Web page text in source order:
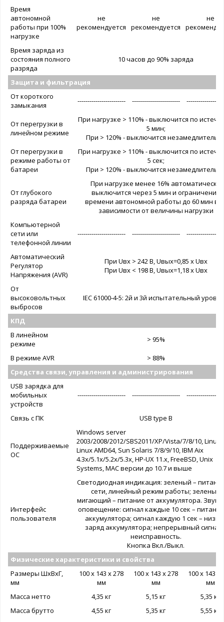
Время
автономной
работы при 100%
нагрузке
не
рекомендуется
не
рекомендуется
не
Время заряда из
состояния полного
разряда
10 часов до 90% заряда
Защита и фильтрация
От короткого
замыкания
------------------------ ------------------------
От перегрузки в
линейном режиме
При нагрузке > 110% - выключится по
5 мин;
При > 120% - выключится
От перегрузки в
режиме работы от
батареи
При нагрузке > 110% - выключится по
5 сек;
При > 120% - выключится
От глубокого
разряда батареи
При нагрузке менее 16% автоматически
выключится через 5 мин и ограничение
времени автономной работы до 60 мин
зависимости от величины нагрузки
Компьютерной
сети или
телефонной линии
------------------------ ------------------------
Автоматический
Регулятор
Напряжения (AVR)
При Uвх > 242 В, Uвых=0,85 x Uвх
При Uвх < 198 В, Uвых=1,18 x Uвх
От
высоковольтных
выбросов
IEC 61000-4-5: 2й и 3й испытательный
КПД
В линейном
режиме
> 95%
В режиме AVR
> 88%
Средства связи, управления и администрирования
USB зарядка для
мобильных
устройств
------------------------ ------------------------
Связь с ПК USB type B
Поддерживаемые
ОС
Windows server
2003/2008/2012/SBS2011/XP/Vista/7/8/10, Linux,
Linux AMD64, Sun Solaris 7/8/9/10, IBM Aix
4.3x/5.1x/5.2x/5.3x, HP-UX 11.x, FreeBSD, Unix
Systems, MAC версии до 10.7 и выше
Интерфейс
пользователя
Светодиодная индикация: зеленый –
сети, линейный режим работы; зеленый
мигающий – питание от аккумулятора.
оповещение: сигнал каждые 10 сек –
аккумулятора; сигнал каждую 1 сек –
заряд аккумулятора; непрерывный сигнал
неисправность.
Кнопка Вкл./Выкл.
Физические характеристики и свойства
Размеры ШxВxГ,
мм
100 х 143 х 278
мм
100 х 143 х 278
мм
100 х 143 х
мм
Масса нетто
4,35 кг 5,15 кг
5,35 кг
Масса брутто
4,55 кг 5,35 кг
5,55 кг